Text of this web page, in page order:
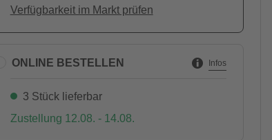
Verfügbarkeit im Markt prüfen
ONLINE BESTELLEN Infos
3 Stück lieferbar
Zustellung 12.08. - 14.08.